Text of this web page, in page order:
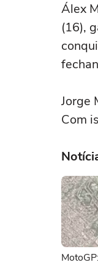
Álex
(16),
Jorge
Com